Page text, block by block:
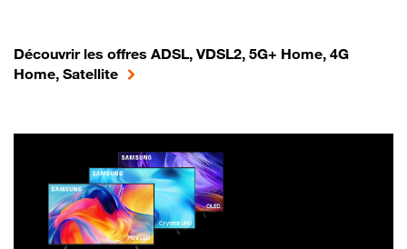
Découvrir les offres ADSL, VDSL2, 5G+ Home, 4G
Home, Satellite